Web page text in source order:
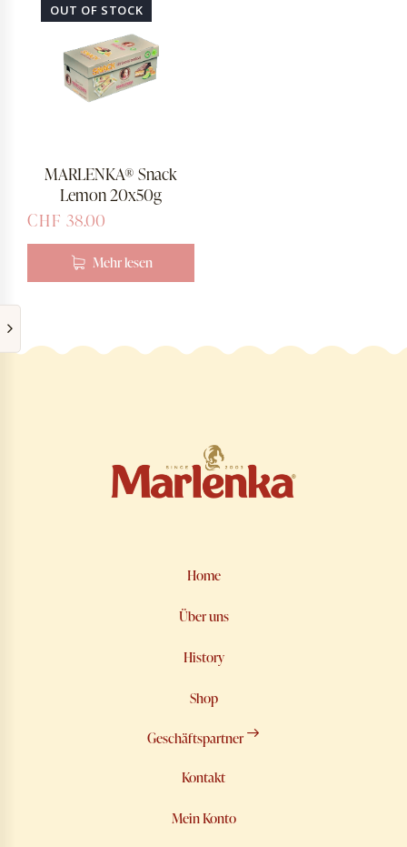
OUT OF STOCK
MARLENKA® Snack
Lemon 20x50g
CHF 38.00
Mehr lesen
Home
Über uns
History
Shop
Geschäftspartner
Kontakt
Mein Konto